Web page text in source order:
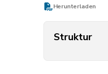
Herunterladen
Struktur